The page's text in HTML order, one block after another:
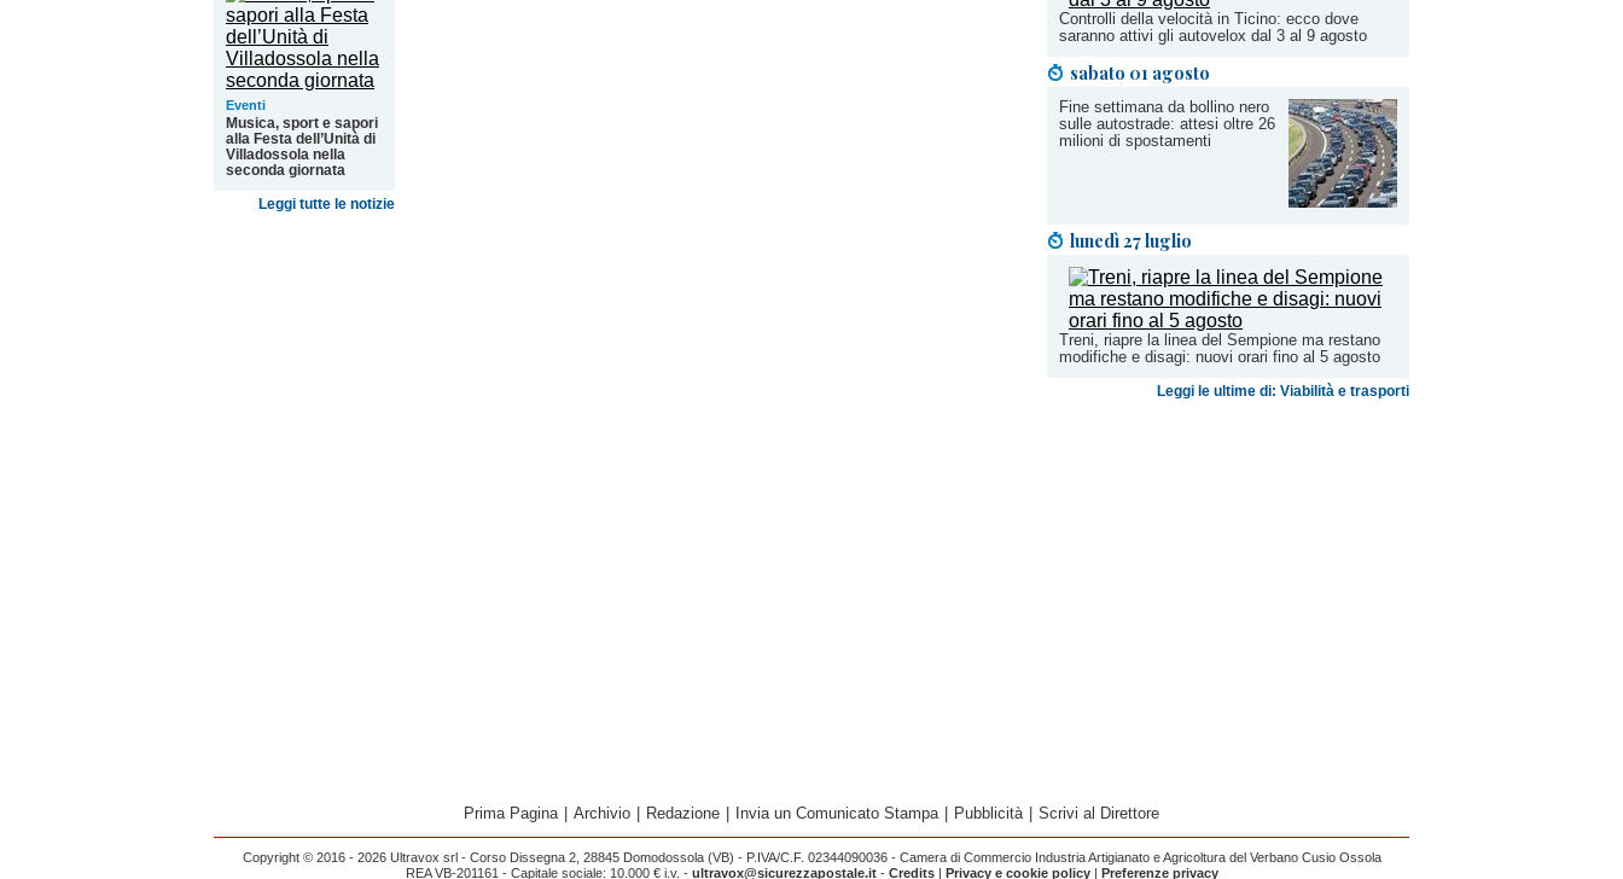
Controlli della velocità in Ticino: ecco dove
saranno attivi gli autovelox dal 3 al 9 agosto
sabato 01 agosto
Fine settimana da bollino nero
sulle autostrade: attesi oltre 26
milioni di spostamenti
lunedì 27 luglio
Treni, riapre la linea del Sempione ma restano
modifiche e disagi: nuovi orari fino al 5 agosto
Leggi le ultime di: Viabilità e trasporti
Eventi
Musica, sport e sapori
alla Festa dell’Unità di
Villadossola nella
seconda giornata
Leggi tutte le notizie
Prima Pagina Archivio Redazione Invia un Comunicato Stampa Pubblicità Scrivi al Direttore
Copyright © 2016 - 2026 Ultravox srl - Corso Dissegna 2, 28845 Domodossola (VB) - P.IVA/C.F. 02344090036 - Camera di Commercio Industria Artigianato e Agricoltura del Verbano Cusio Ossola
REA VB-201161 - Capitale sociale: 10.000 € i.v. - ultravox@sicurezzapostale.it- Credits| Privacy e cookie policy| Preferenze privacy